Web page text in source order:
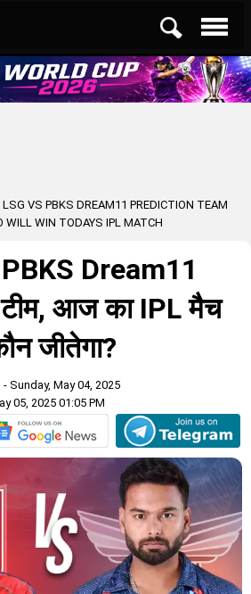
LSG VS PBKS DREAM11 PREDICTION TEAM
WILL WIN TODAYS IPL MATCH
Dream11
टीम, आज का IPL मैच
जीतेगा?
- Sunday, May 04, 2025
05, 2025 01:05 PM